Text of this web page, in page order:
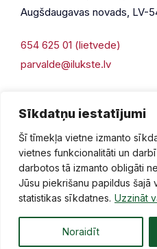
Sīkdatņu iestatījumi
Šī tīmekļa vietne izmanto
vietnes funkcionalitāti un
darbotos tā izmanto obligāti
Jūsu piekrišanu papildus šajā
statistikas sīkdatnes. Uzzināt
Noraidīt
Augšdaugavas novads, LV-
654 625 01 (lietvede)
parvalde@ilukste.lv
Privātuma politika
© 2026 Ilūkste, publicētā